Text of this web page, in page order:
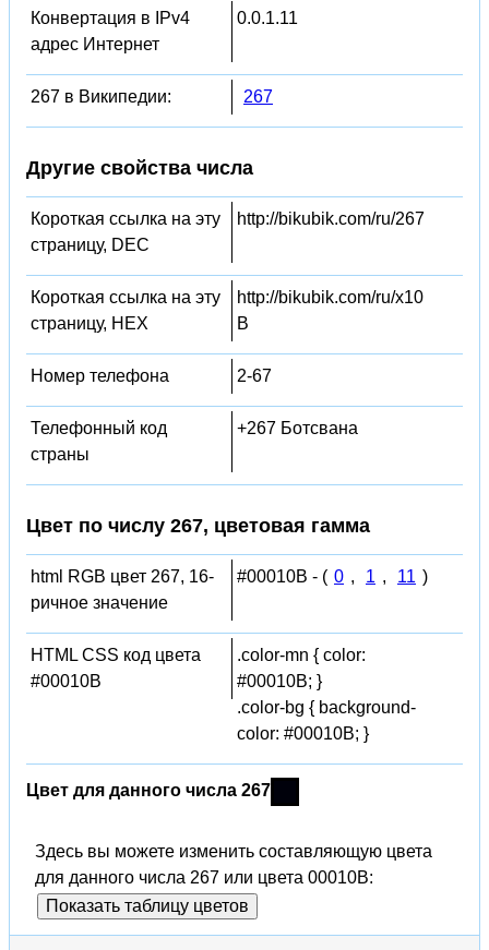
Конвертация в IPv4
адрес Интернет
0.0.1.11
267 в Википедии: 267
Другие свойства числа
Короткая ссылка на эту
страницу, DEC
http://bikubik.com/ru/267
Короткая ссылка на эту
страницу, HEX
http://bikubik.com/ru/x10
B
Номер телефона 2-67
Телефонный код
страны
+267 Ботсвана
Цвет по числу 267, цветовая гамма
html RGB цвет 267, 16-
ричное значение
#00010B - ( 0 , 1 , 11 )
HTML CSS код цвета
#00010B
.color-mn { color:
#00010B; }
.color-bg { background-
color: #00010B; }
Цвет для данного числа 267
Здесь вы можете изменить составляющую цвета
для данного числа 267 или цвета 00010B:
Показать таблицу цветов